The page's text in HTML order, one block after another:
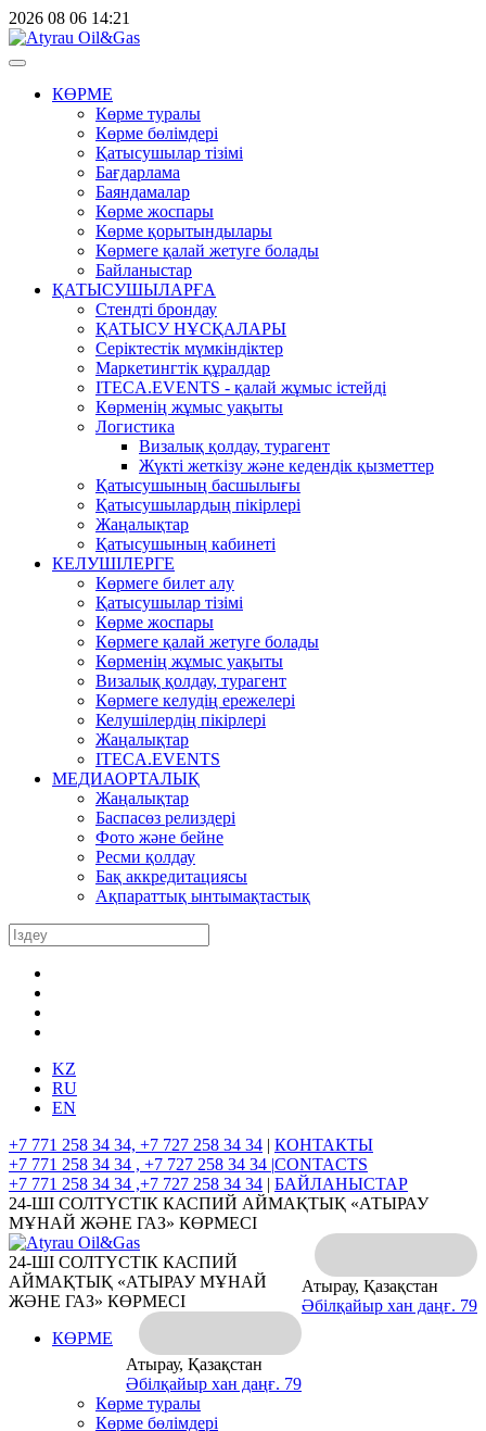
2026 08 06 14:21
КӨРМЕ
Көрме туралы
Көрме бөлімдері
Қатысушылар тізімі
Бағдарлама
Баяндамалар
Көрме жоспары
Көрме қорытындылары
Көрмеге қалай жетуге болады
Байланыстар
ҚАТЫСУШЫЛАРҒА
Стендті брондау
ҚАТЫСУ НҰСҚАЛАРЫ
Серіктестік мүмкіндіктер
Маркетингтік құралдар
ITECA.EVENTS - қалай жұмыс істейді
Көрменің жұмыс уақыты
Логистика
Визалық қолдау, турагент
Жүкті жеткізу және кедендік қызметтер
Қатысушының басшылығы
Қатысушылардың пікірлері
Жаңалықтар
Қатысушының кабинеті
КЕЛУШІЛЕРГЕ
Көрмеге билет алу
Қатысушылар тізімі
Көрме жоспары
Көрмеге қалай жетуге болады
Көрменің жұмыс уақыты
Визалық қолдау, турагент
Көрмеге келудің ережелері
Келушілердің пікірлері
Жаңалықтар
ITECA.EVENTS
МЕДИАОРТАЛЫҚ
Жаңалықтар
Баспасөз релиздері
Фото және бейне
Ресми қолдау
Бақ аккредитациясы
Ақпараттық ынтымақтастық
KZ
RU
EN
+7 771 258 34 34, +7 727 258 34 34 | КОНТАКТЫ
+7 771 258 34 34 , +7 727 258 34 34 |CONTACTS
+7 771 258 34 34 ,+7 727 258 34 34 | БАЙЛАНЫСТАР
24-ШІ СОЛТҮСТІК КАСПИЙ АЙМАҚТЫҚ «АТЫРАУ
МҰНАЙ ЖӘНЕ ГАЗ» КӨРМЕСІ
Атырау, Қазақстан
Әбілқайыр хан даңғ. 79
24-ШІ СОЛТҮСТІК КАСПИЙ
АЙМАҚТЫҚ «АТЫРАУ МҰНАЙ
ЖӘНЕ ГАЗ» КӨРМЕСІ
Атырау, Қазақстан
Әбілқайыр хан даңғ. 79
КӨРМЕ
Көрме туралы
Көрме бөлімдері